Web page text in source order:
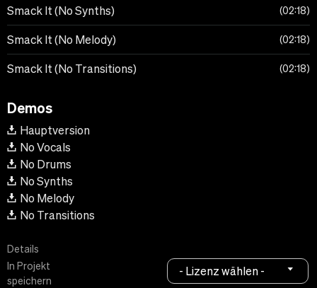
Smack It (No Synths) 02:18
Smack It (No Melody) 02:18
Smack It (No Transitions) 02:18
Demos
Hauptversion
No Vocals
No Drums
No Synths
No Melody
No Transitions
Details
In Projekt
speichern
- Lizenz wählen -